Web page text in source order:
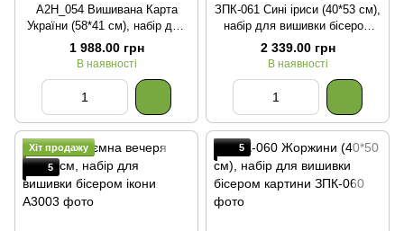
А2Н_054 Вишивана Карта
України (58*41 см), набір для
вишивки бісером
1 988.00 грн
В наявності
ЗПК-061 Сині іриси (40*53 см),
набір для вишивки бісером
картини
2 339.00 грн
В наявності
Хіт продажу
5
5